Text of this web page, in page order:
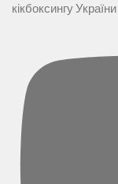
кікбоксингу